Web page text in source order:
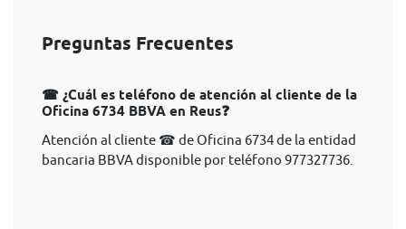
Preguntas Frecuentes
☎ ¿Cuál es teléfono de atención al cliente de la
Oficina 6734 BBVA en Reus❓
Atención al cliente ☎ de Oficina 6734 de la entidad
bancaria BBVA disponible por teléfono 977327736.